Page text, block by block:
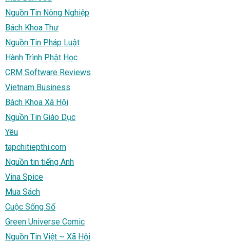
Nguồn Tin Nông Nghiệp
Bách Khoa Thư
Nguồn Tin Pháp Luật
Hành Trình Phật Học
CRM Software Reviews
Vietnam Business
Bách Khoa Xã Hội
Nguồn Tin Giáo Dục
Yêu
tapchitiepthi.com
Nguồn tin tiếng Anh
Vina Spice
Mua Sách
Cuộc Sống Số
Green Universe Comic
Nguồn Tin Việt ~ Xã Hội